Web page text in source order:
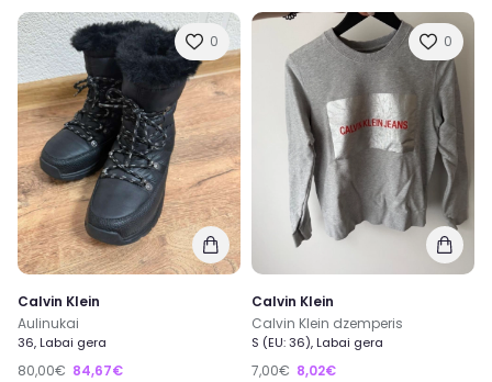
0
Calvin Klein
Aulinukai
36, Labai gera
80,00€ 84,67€
0
Calvin Klein
Calvin Klein dzemperis
S (EU: 36), Labai gera
7,00€ 8,02€